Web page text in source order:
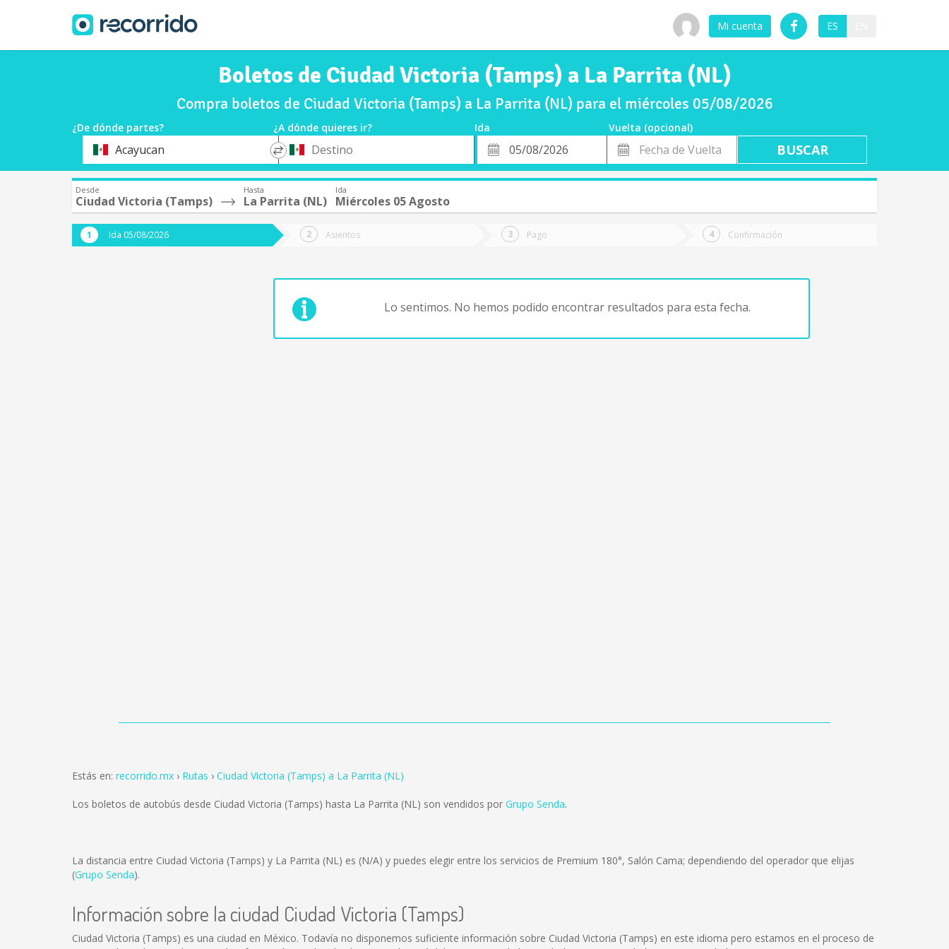
Mi cuenta ES
Boletos de Ciudad Victoria (Tamps) a La Parrita (NL)
Compra boletos de Ciudad Victoria (Tamps) a La Parrita (NL) para el miércoles 05/08/2026
¿De dónde partes? ¿A dónde quieres ir? Ida
Vuelta (opcional)
OrigenAcayucan
*
Destino
Fecha
de
Fecha
de
Vuelta
Desde
Ciudad Victoria (Tamps)
Hasta
La Parrita (NL)
Ida
Miércoles 05 Agosto
Ida 05/08/2026 Asientos Pago Confirmación
Lo sentimos. No hemos podido encontrar resultados para esta fecha.
Estás en: recorrido.mx Rutas Ciudad Victoria (Tamps) a La Parrita (NL)
Los boletos de autobús desde Ciudad Victoria (Tamps) hasta La Parrita (NL) son vendidos por Grupo Senda.
La distancia entre Ciudad Victoria (Tamps) y La Parrita (NL) es (N/A) y puedes elegir entre los servicios de Premium 180°, Salón Cama; dependiendo del operador que elijas
(Grupo Senda).
Información sobre la ciudad Ciudad Victoria (Tamps)
Ciudad Victoria (Tamps) es una ciudad en México. Todavía no disponemos suficiente información sobre Ciudad Victoria (Tamps) en este idioma pero estamos en el proceso de